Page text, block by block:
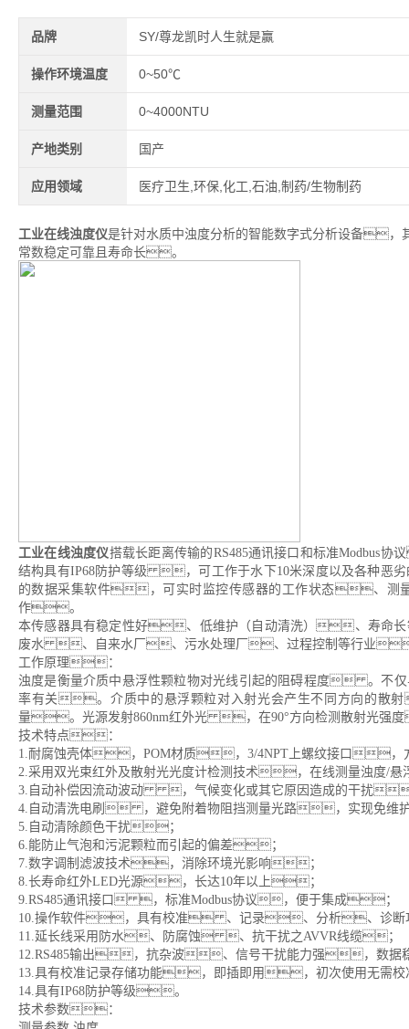
品牌 SY/尊龙凯时人生就是赢
操作环境温度 0~50℃
测量范围 0~4000NTU
产地类别 国产
应用领域 医疗卫生,环保,化工,石油,制药/生物制药
工业在线浊度仪是针对水质中浊度分析的智能数字式分析设备
常数稳定可靠且寿命长。
工业在线浊度仪搭载长距离传输的RS485通讯接口和标准
结构具有IP68防护等级 ，可工作于水下10米深度以及各种
的数据采集软件，可实时监控传感器的工作状态、
作。
本传感器具有稳定性好、低维护（自动清洗）、寿命
废水 、自来水厂、污水处理厂、过程控制等行业
工作原理：
浊度是衡量介质中悬浮性颗粒物对光线引起的阻碍程度 。
率有关。介质中的悬浮颗粒对入射光会产生不同方向的
量。光源发射860nm红外光 ，在90°方向检测散射光强
技术特点：
1.耐腐蚀壳体，POM材质，3/4NPT上螺纹接口
2.采用双光束红外及散射光光度计检测技术，在线测量浊度/
3.自动补偿因流动波动 ，气候变化或其它原因造成的干扰
4.自动清洗电刷 ，避免附着物阻挡测量光路，实现免
5.自动清除颜色干扰；
6.能防止气泡和污泥颗粒而引起的偏差；
7.数字调制滤波技术，消除环境光影响；
8.长寿命红外LED光源，长达10年以上；
9.RS485通讯接口 ，标准Modbus协议，便于集成；
10.操作软件，具有校准 、记录、分析、诊
11.延长线采用防水、防腐蚀 、抗干扰之AVVR线缆；
12.RS485输出，抗杂波、信号干扰能力强，数
13.具有校准记录存储功能，即插即用，初次使用无需
14.具有IP68防护等级。
技术参数：